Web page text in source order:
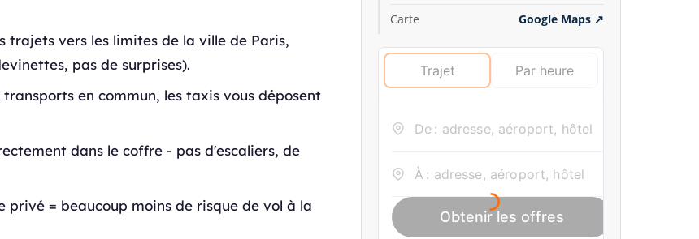
trajets vers les limites de la ville de Paris,
pas de surprises).
en commun, les taxis vous déposent
dans le coffre - pas d'escaliers, de
privé = beaucoup moins de risque de vol à la
Carte
Google Maps ↗